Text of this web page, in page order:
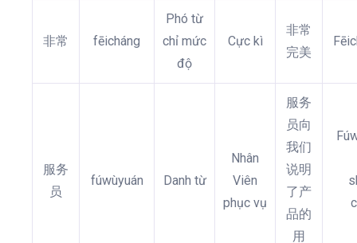
非常 fēicháng
Phó từ
chỉ mức
độ
Cực kì
非常
完美
服务
员
fúwùyuán Danh từ
Nhân
Viên
phục vụ
服务
员向
我们
说明
了产
品的
用